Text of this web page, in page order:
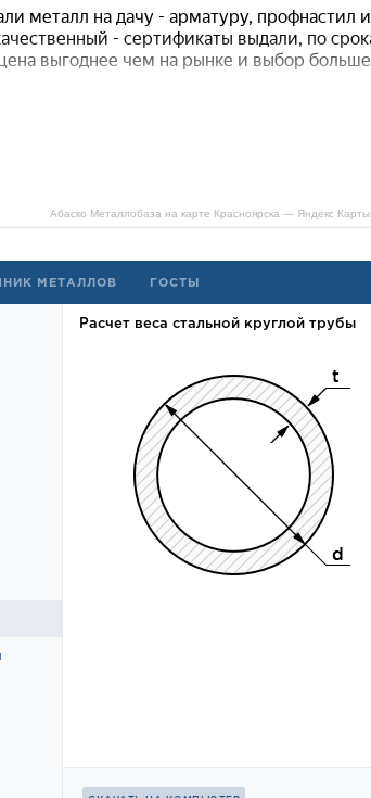
Абаско Металлобаза на карте Красноярска — Яндекс Карты